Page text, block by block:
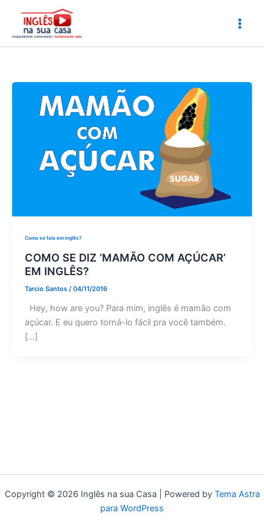
conteúdo
Como se fala em inglês?
COMO SE DIZ ‘MAMÃO COM AÇÚCAR’
EM INGLÊS?
Tarcio Santos / 04/11/2016
Hey, how are you? Para mim, inglês é mamão com
açúcar. E eu quero torná-lo fácil pra você também.
[…]
Copyright © 2026 Inglês na sua Casa | Powered by Tema Astra
para WordPress